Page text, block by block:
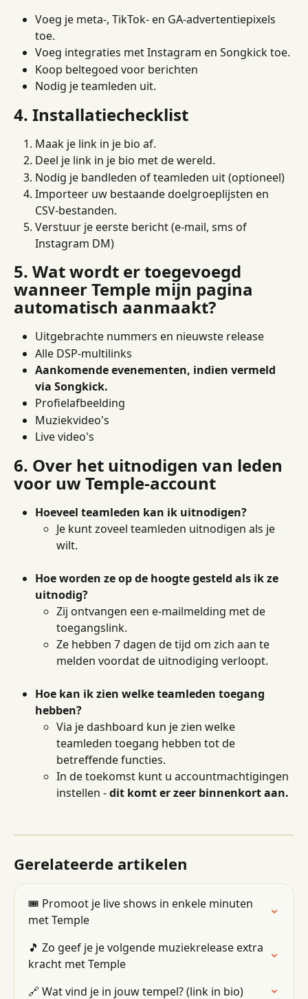
Voeg je meta-, TikTok- en GA-advertentiepixels
toe.
Voeg integraties met Instagram en Songkick toe.
Koop beltegoed voor berichten
Nodig je teamleden uit.
4. Installatiechecklist
Maak je link in je bio af.
Deel je link in je bio met de wereld.
Nodig je bandleden of teamleden uit (optioneel)
Importeer uw bestaande doelgroeplijsten en
CSV-bestanden.
Verstuur je eerste bericht (e-mail, sms of
Instagram DM)
5. Wat wordt er toegevoegd
wanneer Temple mijn pagina
automatisch aanmaakt?
Uitgebrachte nummers en nieuwste release
Alle DSP-multilinks
Aankomende evenementen, indien vermeld
via Songkick.
Profielafbeelding
Muziekvideo's
Live video's
6. Over het uitnodigen van leden
voor uw Temple-account
Hoeveel teamleden kan ik uitnodigen?
Je kunt zoveel teamleden uitnodigen als je
wilt.
Hoe worden ze op de hoogte gesteld als ik ze
uitnodig?
Zij ontvangen een e-mailmelding met de
toegangslink.
Ze hebben 7 dagen de tijd om zich aan te
melden voordat de uitnodiging verloopt.
Hoe kan ik zien welke teamleden toegang
hebben?
Via je dashboard kun je zien welke
teamleden toegang hebben tot de
betreffende functies.
In de toekomst kunt u accountmachtigingen
instellen - dit komt er zeer binnenkort aan.
Gerelateerde artikelen
🎟 Promoot je live shows in enkele minuten
met Temple
🎵 Zo geef je je volgende muziekrelease extra
kracht met Temple
🔗 Wat vind je in jouw tempel? (link in bio)